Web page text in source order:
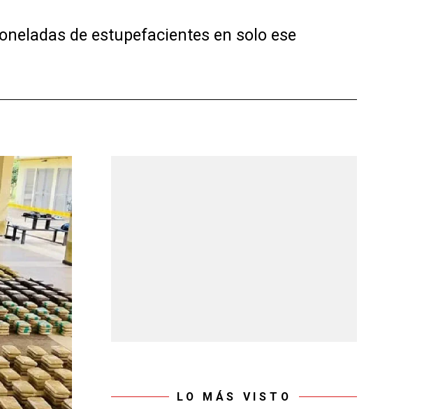
de estupefacientes en solo ese
LO MÁS VISTO